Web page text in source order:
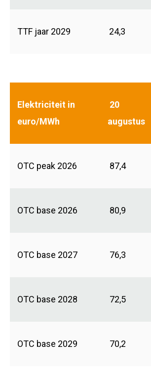
TTF jaar 2029 24,3
Elektriciteit in
euro/MWh
20
augustus
OTC peak 2026 87,4
OTC base 2026 80,9
OTC base 2027 76,3
OTC base 2028 72,5
OTC base 2029 70,2